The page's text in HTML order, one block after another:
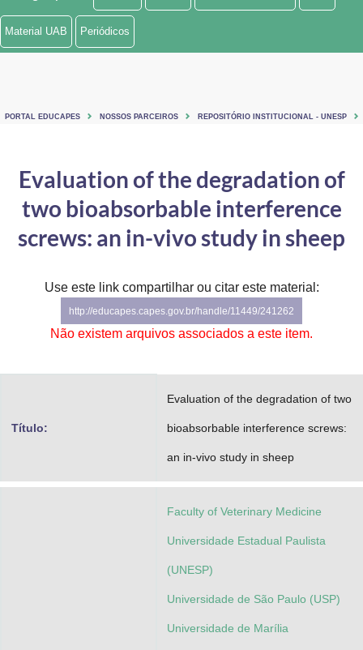
Ministério de Minas e Energia
Controladoria-Geral da União
Ministério da Mulher, da Família e dos Direitos Humanos
Secretaria de Governo
Gabinete de Segurança Institucional
Material UAB Periódicos
PORTAL EDUCAPES NOSSOS PARCEIROS REPOSITÓRIO INSTITUCIONAL - UNESP
Evaluation of the degradation of
two bioabsorbable interference
screws: an in-vivo study in sheep
Use este link compartilhar ou citar este material:
http://educapes.capes.gov.br/handle/11449/241262
Não existem arquivos associados a este item.
Título:
Evaluation of the degradation of two
bioabsorbable interference screws:
an in-vivo study in sheep
Faculty of Veterinary Medicine
Universidade Estadual Paulista
(UNESP)
Universidade de São Paulo (USP)
Universidade de Marília